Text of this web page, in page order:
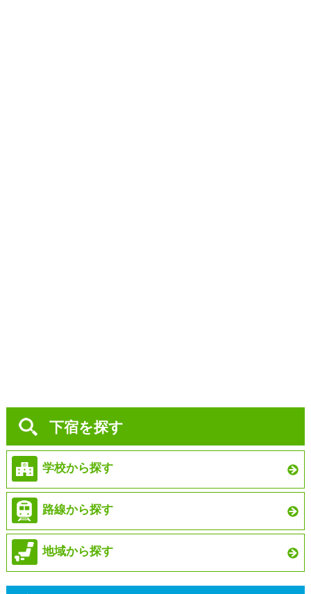
下宿を探す
学校から探す
路線から探す
地域から探す